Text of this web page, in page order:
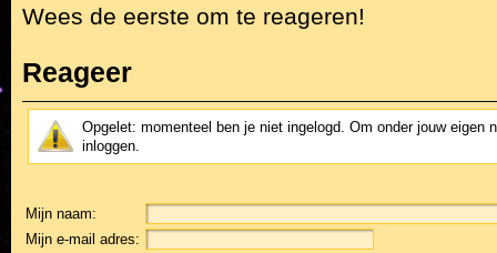
Wees de eerste om te reageren!
Reageer
Opgelet: momenteel ben je niet ingelogd. Om onder jouw eigen
inloggen.
Mijn naam:
Mijn e-mail adres: